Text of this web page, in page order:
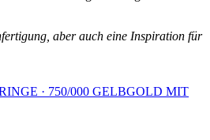
aber auch eine Inspiration für
· 750/000 GELBGOLD MIT